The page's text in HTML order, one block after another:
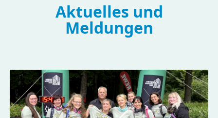
Aktuelles und
Meldungen